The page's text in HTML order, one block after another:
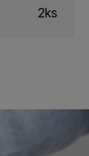
2ks